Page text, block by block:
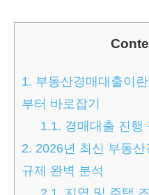
1. 부동산경매대출이
부터 바로잡기
1.1. 경매대출 진행
2. 2026년 최신 부동
규제 완벽 분석